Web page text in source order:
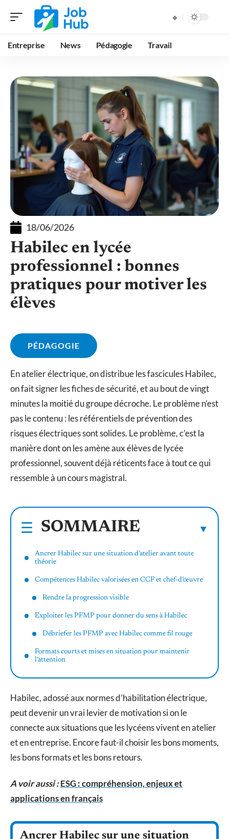
Entreprise News Pédagogie Travail
18/06/2026
Habilec en lycée
professionnel : bonnes
pratiques pour motiver les
élèves
PÉDAGOGIE
En atelier électrique, on distribue les fascicules Habilec,
on fait signer les fiches de sécurité, et au bout de vingt
minutes la moitié du groupe décroche. Le problème n’est
pas le contenu : les référentiels de prévention des
risques électriques sont solides. Le problème, c’est la
manière dont on les amène aux élèves de lycée
professionnel, souvent déjà réticents face à tout ce qui
ressemble à un cours magistral.
SOMMAIRE
Ancrer Habilec sur une situation d’atelier avant toute
théorie
Compétences Habilec valorisées en CCF et chef-d’œuvre
Rendre la progression visible
Exploiter les PFMP pour donner du sens à Habilec
Débriefer les PFMP avec Habilec comme fil rouge
Formats courts et mises en situation pour maintenir
l’attention
Habilec, adossé aux normes d’habilitation électrique,
peut devenir un vrai levier de motivation si on le
connecte aux situations que les lycéens vivent en atelier
et en entreprise. Encore faut-il choisir les bons moments,
les bons formats et les bons retours.
A voir aussi :ESG : compréhension, enjeux et
applications en français
Ancrer Habilec sur une situation